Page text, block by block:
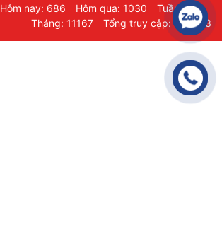
Hôm nay: 686 Hôm qua: 1030
Tuần: 686
Tháng: 11167
Tổng truy cập: 235903